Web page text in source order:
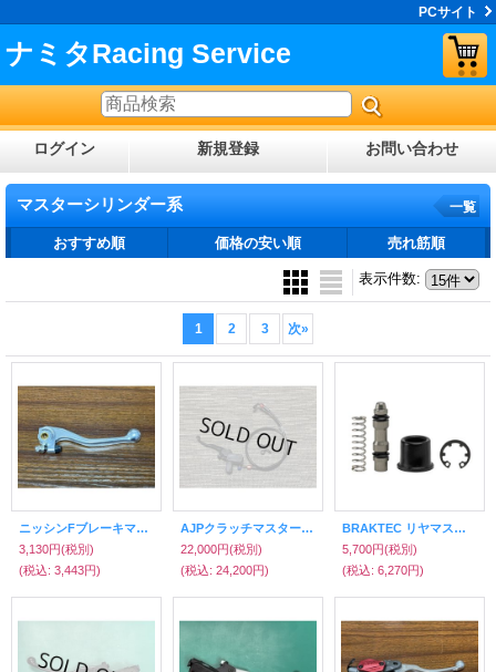
PCサイト
ナミタRacing Service
ログイン 新規登録 お問い合わせ
マスターシリンダー系 一覧
おすすめ順 価格の安い順 売れ筋順
表示件数:
1 2 3 次»
ニッシンFブレーキマスターT2用レバー
3,130円(税別)
(税込: 3,443円)
AJPクラッチマスターシリンダー（DOT）ホース付
22,000円(税別)
(税込: 24,200円)
BRAKTEC リヤマスターシリンダーピストンシールKIT 129
5,700円(税別)
(税込: 6,270円)